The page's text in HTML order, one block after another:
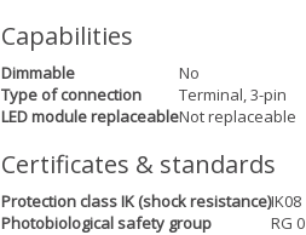
Capabilities
Dimmable
No
Type of connection
Terminal, 3-pin
LED module replaceableNot replaceable
Certificates & standards
Protection class IK (shock resistance)IK08
Photobiological safety group
RG 0